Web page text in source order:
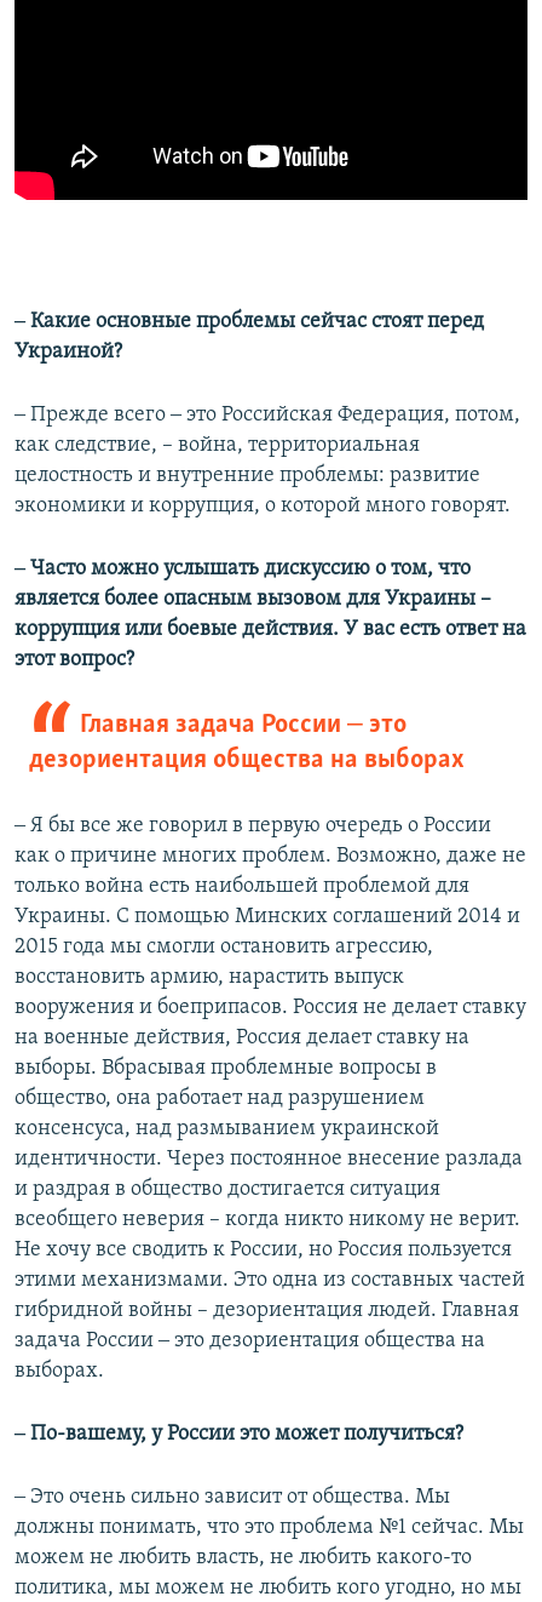
‒ Какие основные проблемы сейчас стоят перед
Украиной?
‒ Прежде всего ‒ это Российская Федерация, потом,
как следствие, – война, территориальная
целостность и внутренние проблемы: развитие
экономики и коррупция, о которой много говорят.
‒ Часто можно услышать дискуссию о том, что
является более опасным вызовом для Украины –
коррупция или боевые действия. У вас есть ответ на
этот вопрос?
Главная задача России ‒ это
дезориентация общества на выборах
‒ Я бы все же говорил в первую очередь о России
как о причине многих проблем. Возможно, даже не
только война есть наибольшей проблемой для
Украины. С помощью Минских соглашений 2014 и
2015 года мы смогли остановить агрессию,
восстановить армию, нарастить выпуск
вооружения и боеприпасов. Россия не делает ставку
на военные действия, Россия делает ставку на
выборы. Вбрасывая проблемные вопросы в
общество, она работает над разрушением
консенсуса, над размыванием украинской
идентичности. Через постоянное внесение разлада
и раздрая в общество достигается ситуация
всеобщего неверия – когда никто никому не верит.
Не хочу все сводить к России, но Россия пользуется
этими механизмами. Это одна из составных частей
гибридной войны – дезориентация людей. Главная
задача России ‒ это дезориентация общества на
выборах.
‒ По-вашему, у России это может получиться?
‒ Это очень сильно зависит от общества. Мы
должны понимать, что это проблема №1 сейчас. Мы
можем не любить власть, не любить какого-то
политика, мы можем не любить кого угодно, но мы